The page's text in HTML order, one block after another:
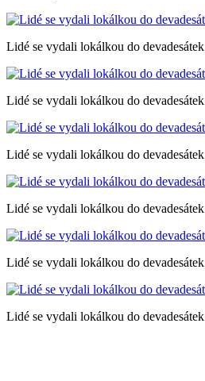
Lidé se vydali lokálkou do devadesátek
Lidé se vydali lokálkou do devadesátek
Lidé se vydali lokálkou do devadesátek
Lidé se vydali lokálkou do devadesátek
Lidé se vydali lokálkou do devadesátek
Lidé se vydali lokálkou do devadesátek